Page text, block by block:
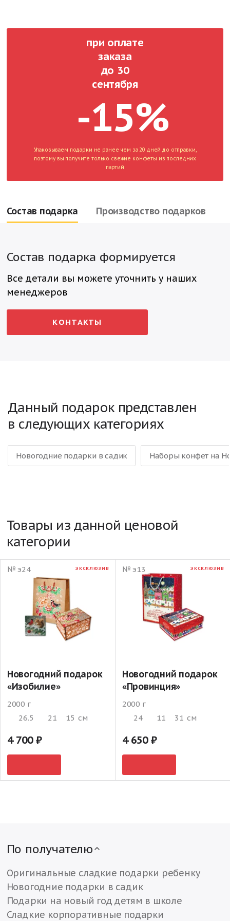
-15%
при оплате
заказа
до 30
сентября
Упаковываем подарки не ранее чем за 20 дней до отправки,
поэтому вы получите только свежие конфеты из последних
партий
Состав подарка Производство подарков
Состав подарка формируется
Все детали вы можете уточнить у наших
менеджеров
КОНТАКТЫ
Данный подарок представлен
в следующих категориях
Новогодние подарки в садик Наборы конфет на
Товары из данной ценовой
категории
№ э24 ЭКСКЛЮЗИВ
Новогодний подарок
«Изобилие»
2000 г
26.5
21 15 см
4 700
№ э13 ЭКСКЛЮЗИВ
Новогодний подарок
«Провинция»
2000 г
24
11 31 см
4 650
По получателю
Оригинальные сладкие подарки ребенку
Новогодние подарки в садик
Подарки на новый год детям в школе
Сладкие корпоративные подарки